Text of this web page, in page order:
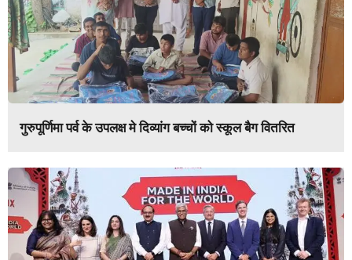
गुरुपूर्णिमा पर्व के उपलक्ष मे दिव्यांग बच्चों को स्कूल बैग वितरित